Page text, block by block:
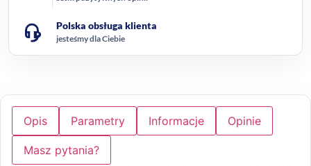
Polska obsługa klienta
jesteśmy dla Ciebie
Opis Parametry Informacje Opinie
Masz pytania?